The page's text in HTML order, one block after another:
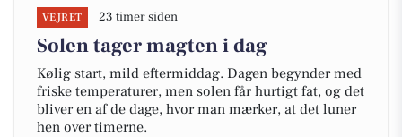
VEJRET 23 timer siden
Solen tager magten i dag
Kølig start, mild eftermiddag. Dagen begynder med
friske temperaturer, men solen får hurtigt fat, og det
bliver en af de dage, hvor man mærker, at det luner
hen over timerne.